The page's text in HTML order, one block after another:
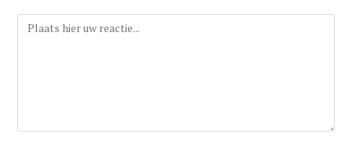
Reactie